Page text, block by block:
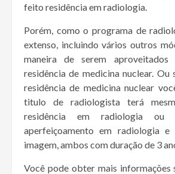
feito residência em radiologia.
Porém, como o programa de
extenso, incluindo vários outros
maneira de serem
residência de medicina nuclear. Ou
residência de medicina nuclear
titulo de radiologista terá
residência em radiologia
aperfeiçoamento em radiologia
imagem, ambos com duração de 3
Você pode obter mais